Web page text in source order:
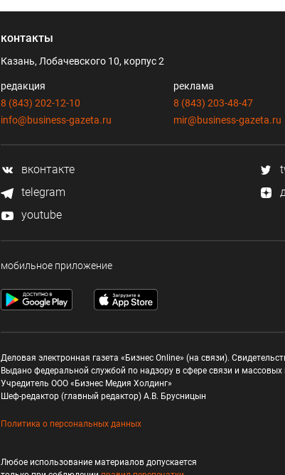
контакты
Казань, Лобачевского 10, корпус 2
редакция
8 (843) 202-12-10
info@business-gazeta.ru
реклама
8 (843) 203-48-47
mir@business-gazeta.ru
вконтакте
telegram
youtube
мобильное приложение
Деловая электронная газета «Бизнес Online» (на связи).
Выдано федеральной службой по надзору в сфере связи и
Учредитель ООО «Бизнес Медия Холдинг»
Шеф-редактор (главный редактор) А.В. Брусницын
Политика о персональных данных
Любое использование материалов допускается